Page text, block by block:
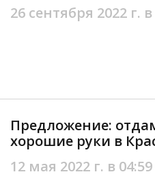
26 сентября 2022 г.
Предложение:
хорошие руки в
12 мая 2022 г. в 04:59